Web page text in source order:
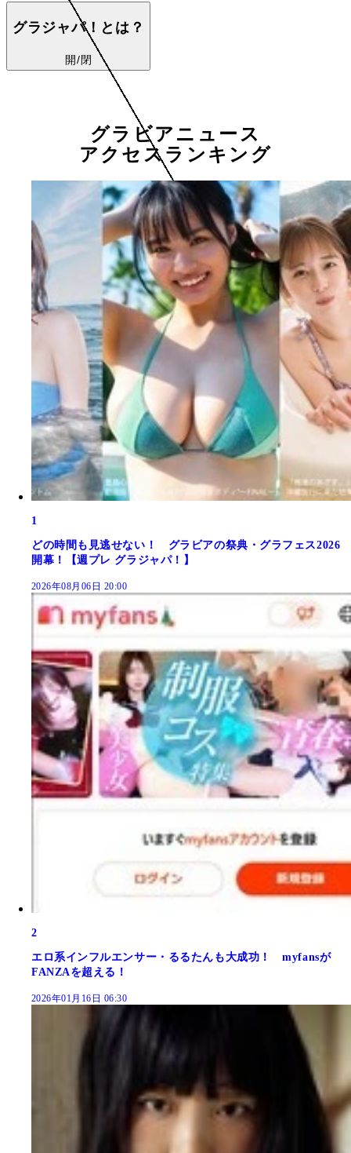
グラジャパ！とは？
開/閉
グラビアニュース
アクセスランキング
1
どの時間も見逃せない！ グラビアの祭典・グラフェス2026
開幕！【週プレ グラジャパ！】
2026年08月06日 20:00
2
エロ系インフルエンサー・るるたんも大成功！ myfansが
FANZAを超える！
2026年01月16日 06:30